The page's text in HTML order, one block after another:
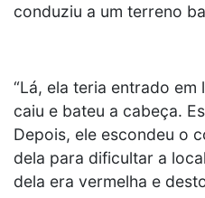
conduziu a um terreno
“Lá, ela teria entrado
caiu e bateu a cabeça.
Depois, ele escondeu o
dela para dificultar a
dela era vermelha e